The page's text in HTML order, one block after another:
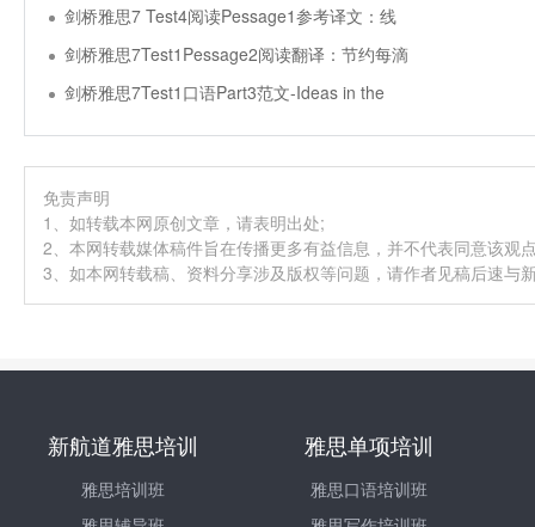
剑桥雅思7 Test4阅读Pessage1参考译文：线
剑桥雅思7Test1Pessage2阅读翻译：节约每滴
剑桥雅思7Test1口语Part3范文-Ideas in the
免责声明
1、如转载本网原创文章，请表明出处;
2、本网转载媒体稿件旨在传播更多有益信息，并不代表同意该观
3、如本网转载稿、资料分享涉及版权等问题，请作者见稿后速
新航道雅思培训
雅思培训班
雅思单项培训
雅思口语培训班